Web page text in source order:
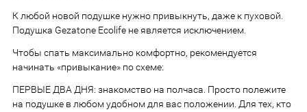
К любой новой подушке нужно привыкнуть, даже к пуховой.
Подушка Gezatone Ecolife не является исключением.
Чтобы спать максимально комфортно, рекомендуется
начинать «привыкание» по схеме:
ПЕРВЫЕ ДВА ДНЯ: знакомство на полчаса. Просто полежите
на подушке в любом удобном для вас положении. Для тех, кто